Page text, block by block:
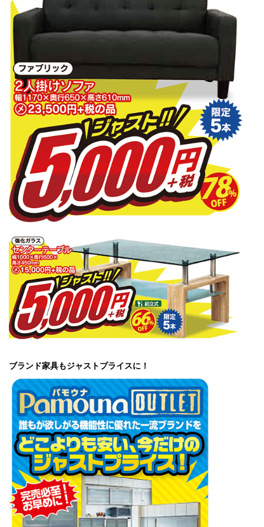
ブランド家具もジャストプライスに！